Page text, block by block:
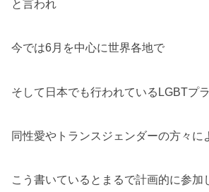
と言われ
今では6月を中心に世界各地で
そして日本でも行われているLGBTプ
同性愛やトランスジェンダーの方々に
こう書いているとまるで計画的に参加